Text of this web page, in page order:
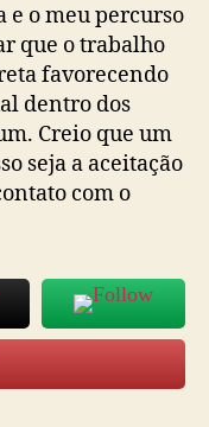
e o meu percurso
que o trabalho
favorecendo
dentro dos
Creio que um
seja a aceitação
com o